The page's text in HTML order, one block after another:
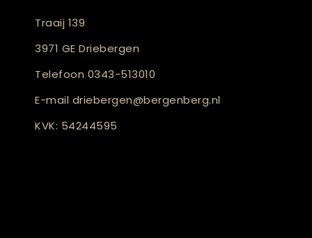
Traaij 139
3971 GE Driebergen
Telefoon 0343-513010
E-mail driebergen@bergenberg.nl
KVK: 54244595